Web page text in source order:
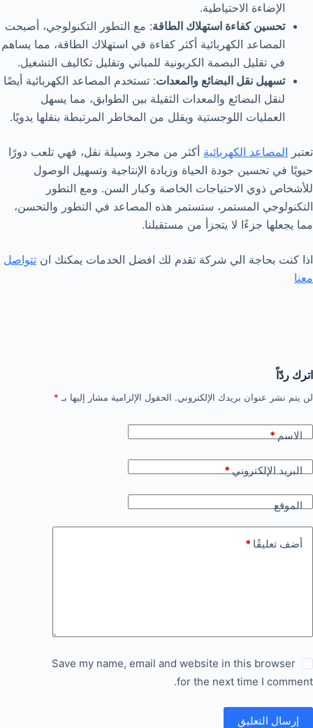
الإضاءة الاحتياطية.
تحسين كفاءة استهلاك الطاقة: مع التطور التكنولوجي، أصبحت
المصاعد الكهربائية أكثر كفاءة في استهلاك الطاقة، مما يساهم
في تقليل البصمة الكربونية للمباني وتقليل تكاليف التشغيل.
تسهيل نقل البضائع والمعدات: تستخدم المصاعد الكهربائية أيضًا
لنقل البضائع والمعدات الثقيلة بين الطوابق، مما يسهل
العمليات اللوجستية ويقلل من المخاطر المرتبطة بنقلها يدويًا.
تعتبر المصاعد الكهربائية أكثر من مجرد وسيلة نقل، فهي تلعب دورًا
حيويًا في تحسين جودة الحياة وزيادة الإنتاجية وتسهيل الوصول
للأشخاص ذوي الاحتياجات الخاصة وكبار السن. ومع التطور
التكنولوجي المستمر، ستستمر هذه المصاعد في التطور والتحسن،
مما يجعلها جزءًا لا يتجزأ من مستقبلنا.
اذا كنت بحاجة الي شركة تقدم لك افضل الخدمات يمكنك ان تتواصل
معنا
اترك ردّاً
لن يتم نشر عنوان بريدك الإلكتروني. الحقول الإلزامية مشار إليها بـ *
الاسم*
البريد الإلكتروني*
الموقع
أضف تعليقًا *
Save my name, email and website in this browser
for the next time I comment.
إرسال التعليق